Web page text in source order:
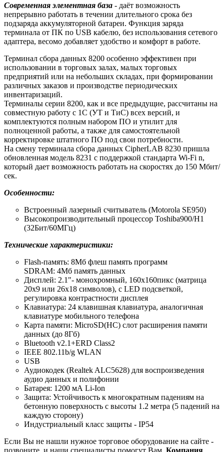
Современная элементная база - даёт возможность
непрерывно работать в течении длительного срока без
подзаряда аккумуляторной батареи. Функция заряда
терминала от ПК по USB кабелю, без использования сетевого
адаптера, весомо добавляет удобство и комфорт в работе.
Терминал сбора данных 8200 особенно эффективен при
использовании в торговых залах, малых торговых
предприятий или на небольших складах, при формировании
различных заказов и производстве периодических
инвентаризаций.
Терминалы серии 8200, как и все предыдущие, рассчитаны на
совместную работу с 1С (УТ и ТиС) всех версий, и
комплектуются полным набором ПО и утилит для
полноценной работы, а также для самостоятельной
корректировке штатного ПО под свои потребности.
На смену терминала сбора данных CipherLAB 8230 пришла
обновленная модель 8231 с поддержкой стандарта Wi-Fi n,
который дает возможность работать на скоростях до 150 Мбит/
сек.
Особенности:
Встроенный лазерный считыватель (Motorola SE950)
Высокопроизводительный процессор Toshiba900/H1
(32Бит/60МГц)
Технические характеристики:
Flash-память: 8Мб флеш память программ
SDRAM: 4Мб память данных
Дисплей: 2.1"- монохромный, 160x160пикс (матрица
20x9 или 26х18 символов), c LED подсветкой,
регулировка контрастности дисплея
Клавиатура: 24 клавишная клавиатура, аналогичная
клавиатуре мобильного телефона
Карта памяти: MicroSD(HC) слот расширения памяти
данных (до 8Гб)
Bluetooth v2.1+ERD Class2
IEEE 802.11b/g WLAN
USB
Аудиокодек (Realtek ALC5628) для воспроизведения
аудио данных и полифонии
Батарея: 1200 мА Li-Ion
Защита: Устойчивость к многократным падениям на
бетонную поверхность с высоты 1.2 метра (5 падений на
каждую сторону)
Индустриальный класс защиты - IP54
Если Вы не нашли нужное торговое оборудование на сайте -
позвоните, и наши специалисты помогут Вам. Компания